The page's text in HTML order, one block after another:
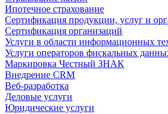
Ипотечное страхование
Сертификация продукции, услуг и
Сертификация организаций
Услуги в области информационных
Услуги операторов фискальных
Маркировка Честный ЗНАК
Внедрение CRM
Веб-разработка
Деловые услуги
Юридические услуги